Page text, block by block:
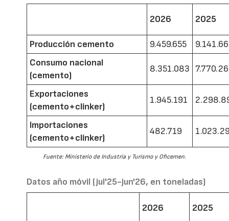
2026 2025
Producción cemento 9.459.655
Consumo nacional
(cemento)
8.351.083
Exportaciones
(cemento+clínker)
1.945.191
Importaciones
(cemento+clínker)
482.719
Fuente: Ministerio de Industria y Turismo y Oficemen.
Datos año móvil (jul'25-jun'26, en toneladas)
2026 2025